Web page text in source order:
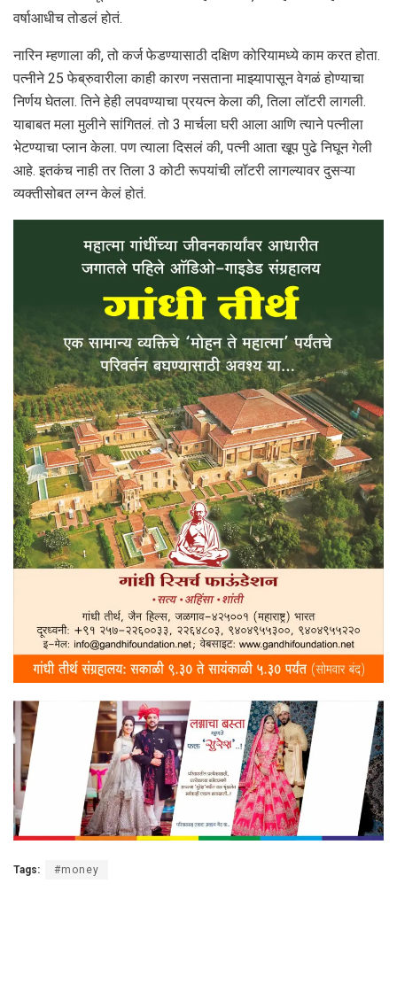
वर्षाआधीच तोडलं होतं.
नारिन म्हणाला की, तो कर्ज फेडण्यासाठी दक्षिण कोरियामध्ये काम करत होता.
पत्नीने 25 फेब्रुवारीला काही कारण नसताना माझ्यापासून वेगळं होण्याचा
निर्णय घेतला. तिने हेही लपवण्याचा प्रयत्न केला की, तिला लॉटरी लागली.
याबाबत मला मुलीने सांगितलं. तो 3 मार्चला घरी आला आणि त्याने पत्नीला
भेटण्याचा प्लान केला. पण त्याला दिसलं की, पत्नी आता खूप पुढे निघून गेली
आहे. इतकंच नाही तर तिला 3 कोटी रूपयांची लॉटरी लागल्यावर दुसऱ्या
व्यक्तीसोबत लग्न केलं होतं.
Tags: #money